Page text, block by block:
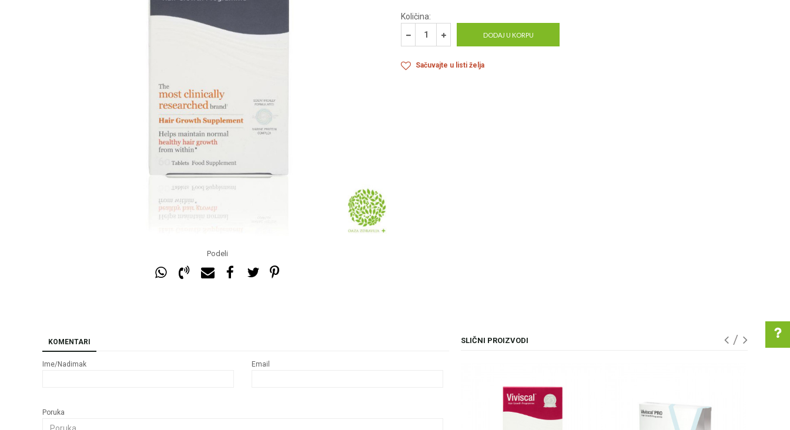
Podeli
Količina:
DODAJ U KORPU
Sačuvajte u listi želja
KOMENTARI
Ime/Nadimak Email
Poruka
SLIČNI PROIZVODI